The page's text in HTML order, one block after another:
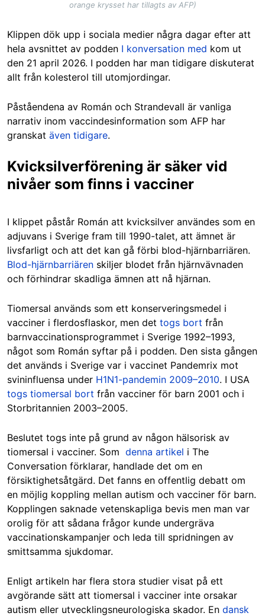
orange krysset har tillagts av AFP)
Klippen dök upp i sociala medier några dagar efter att
hela avsnittet av podden I konversation med kom ut
den 21 april 2026. I podden har man tidigare diskuterat
allt från kolesterol till utomjordingar.
Påståendena av Román och Strandevall är vanliga
narrativ inom vaccindesinformation som AFP har
granskat även tidigare.
Kvicksilverförening är säker vid
nivåer som finns i vacciner
I klippet påstår Román att kvicksilver användes som en
adjuvans i Sverige fram till 1990-talet, att ämnet är
livsfarligt och att det kan gå förbi blod-hjärnbarriären.
Blod-hjärnbarriären skiljer blodet från hjärnvävnaden
och förhindrar skadliga ämnen att nå hjärnan.
Tiomersal används som ett konserveringsmedel i
vacciner i flerdosflaskor, men det togs bort från
barnvaccinationsprogrammet i Sverige 1992–1993,
något som Román syftar på i podden. Den sista gången
det används i Sverige var i vaccinet Pandemrix mot
svininfluensa under H1N1-pandemin 2009–2010. I USA
togs tiomersal bort från vacciner för barn 2001 och i
Storbritannien 2003–2005.
Beslutet togs inte på grund av någon hälsorisk av
tiomersal i vacciner. Som denna artikel i The
Conversation förklarar, handlade det om en
försiktighetsåtgärd. Det fanns en offentlig debatt om
en möjlig koppling mellan autism och vacciner för barn.
Kopplingen saknade vetenskapliga bevis men man var
orolig för att sådana frågor kunde undergräva
vaccinationskampanjer och leda till spridningen av
smittsamma sjukdomar.
Enligt artikeln har flera stora studier visat på ett
avgörande sätt att tiomersal i vacciner inte orsakar
autism eller utvecklingsneurologiska skador. En dansk